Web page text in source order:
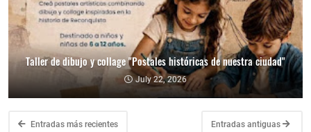
Taller de dibujo y collage "Postales históricas de nuestra ciudad"
July 22, 2026
Entradas más recientes Entradas antiguas